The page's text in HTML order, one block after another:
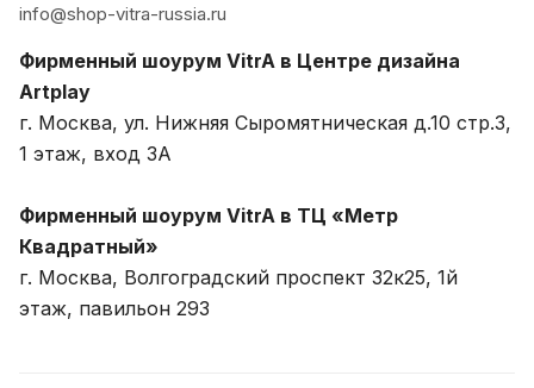
info@shop-vitra-russia.ru
Фирменный шоурум VitrA в Центре дизайна
Artplay
г. Москва, ул. Нижняя Сыромятническая д.10 стр.3,
1 этаж, вход 3A
Фирменный шоурум VitrA в ТЦ «Метр
Квадратный»
г. Москва, Волгоградский проспект 32к25, 1й
этаж, павильон 293